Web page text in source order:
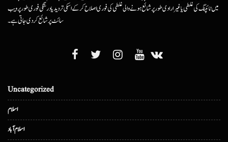
میں ٹائپنگ کی غلطی یا غیرارادی طور پر شائع ہونے والی غلطی کی فوری اصلاح کرکے اسکی تردید یا درستگی فوری طور پر ویب
سائٹ پر شائع کردی جاتی ہے۔
Uncategorized
اسلام
اسلام آباد